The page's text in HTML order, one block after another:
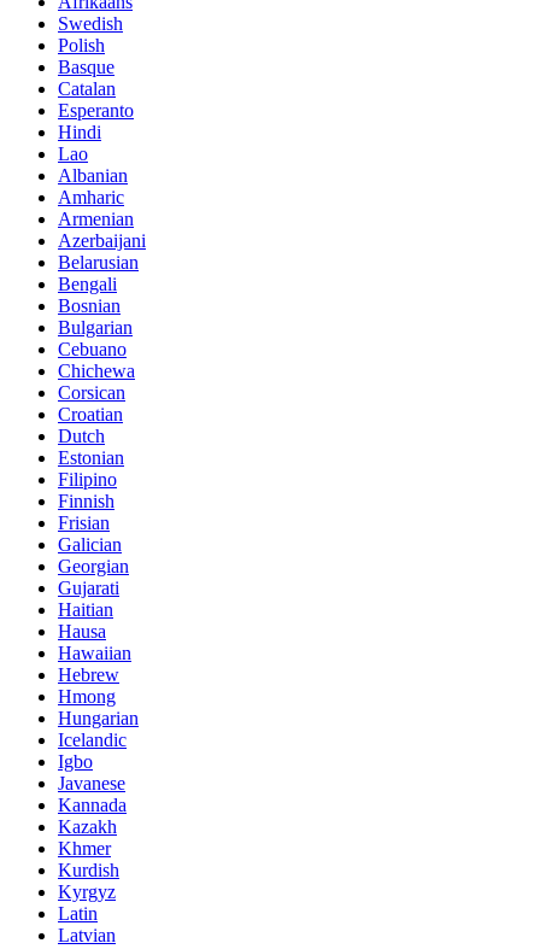
Swedish
Polish
Basque
Catalan
Esperanto
Hindi
Lao
Albanian
Amharic
Armenian
Azerbaijani
Belarusian
Bengali
Bosnian
Bulgarian
Cebuano
Chichewa
Corsican
Croatian
Dutch
Estonian
Filipino
Finnish
Frisian
Galician
Georgian
Gujarati
Haitian
Hausa
Hawaiian
Hebrew
Hmong
Hungarian
Icelandic
Igbo
Javanese
Kannada
Kazakh
Khmer
Kurdish
Kyrgyz
Latin
Latvian